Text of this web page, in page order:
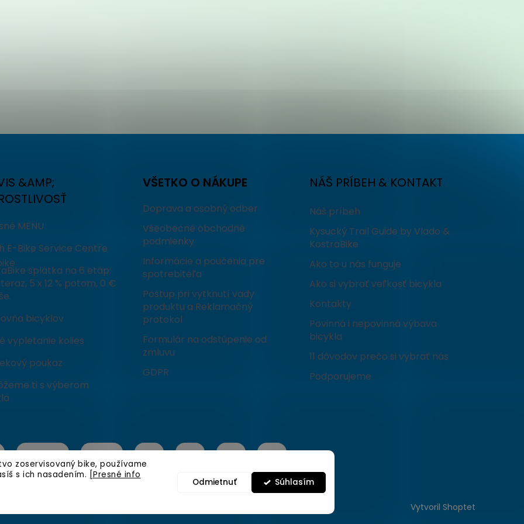
zoservisovaný bike, používame
s ich nasadením. [Presné info
Odmietnuť Súhlasím
&AMP;
MENU
E-Bike Service Centre
splátka na 6 etáp:
5 x 12 % potom, 0 €
bicyklov
vypletanie kolies
poukaz
ti s výberom
VŠETKO O NÁKUPE
Doprava a osobný odber
Všeobecné obchodné
podmienky
Informácie a poučenia pre
spotrebiteľa
Postup pri vytknutí vady
produktu a Reklamačný
protokol
Formulár na odstúpenie od
zmluvu
GDPR
NÁŠ PRÍBEH & KONTAKT
Náš príbeh
Kysucký Trail Guide by Vlado &
KostraBike
Ako to u nás funguje
Ako si vybrať veľkosť bicykla
Kontakty
Povinná i nepovinná výbava
bicykla
11 dôvodov prečo si vybrať nás
Podporujeme
Vytvoril Shoptet